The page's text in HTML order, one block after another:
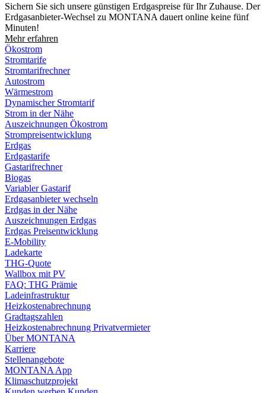
Sichern Sie sich unsere günstigen Erdgaspreise für Ihr Zuhause. Der
Erdgasanbieter-Wechsel zu MONTANA dauert online keine fünf
Minuten!
Mehr erfahren
Ökostrom
Stromtarife
Stromtarifrechner
Autostrom
Wärmestrom
Dynamischer Stromtarif
Strom in der Nähe
Auszeichnungen Ökostrom
Strompreisentwicklung
Erdgas
Erdgastarife
Gastarifrechner
Biogas
Variabler Gastarif
Erdgasanbieter wechseln
Erdgas in der Nähe
Auszeichnungen Erdgas
Erdgas Preisentwicklung
E-Mobility
Ladekarte
THG-Quote
Wallbox mit PV
FAQ: THG Prämie
Ladeinfrastruktur
Heizkostenabrechnung
Gradtagszahlen
Heizkostenabrechnung Privatvermieter
Über MONTANA
Karriere
Stellenangebote
MONTANA App
Klimaschutzprojekt